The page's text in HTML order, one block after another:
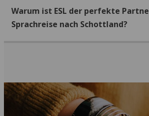
Warum ist ESL der perfekte
Sprachreise nach Schottland?